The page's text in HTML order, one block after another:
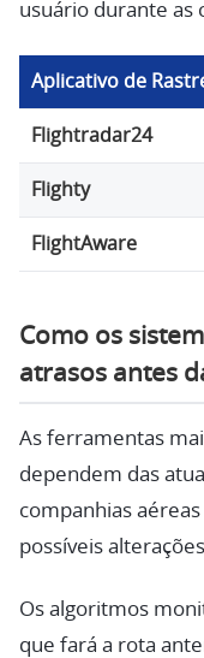
usuário durante as
Aplicativo de
Flightradar24
Flighty
FlightAware
Como os
atrasos antes
As ferramentas
dependem das
companhias
possíveis
Os algoritmos
que fará a rota